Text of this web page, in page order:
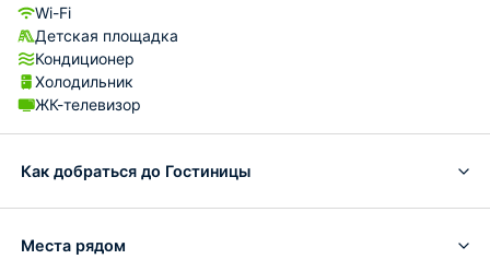
Wi-Fi
Детская площадка
Кондиционер
Холодильник
ЖК-телевизор
Как добраться до Гостиницы
Места рядом